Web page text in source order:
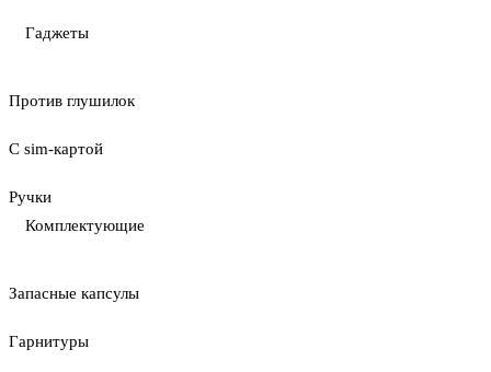
Гаджеты
Против глушилок
С sim-картой
Ручки
Комплектующие
Запасные капсулы
Гарнитуры